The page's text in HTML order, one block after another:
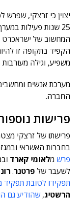
25 שנות פעילות
המחשוב של ישראכרט
הקפיד בתקופה זו
משפיע, וגילה
מערכת אנשים
החברה.
פרישות
פרישתו של זרצקי
בחברות האשראי
פרש מלאומי קארד
לשעבר שלפרטנר.
תפקידו לטובת
הרשטיג,שהודיע גם